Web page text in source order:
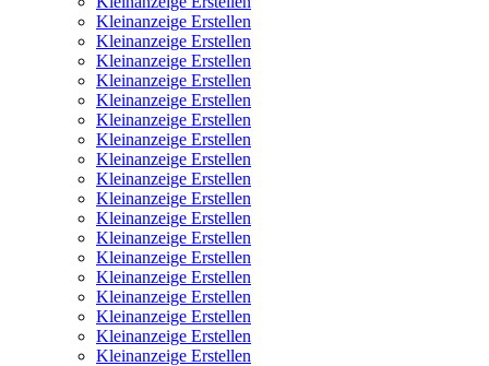
Kleinanzeige Erstellen
Kleinanzeige Erstellen
Kleinanzeige Erstellen
Kleinanzeige Erstellen
Kleinanzeige Erstellen
Kleinanzeige Erstellen
Kleinanzeige Erstellen
Kleinanzeige Erstellen
Kleinanzeige Erstellen
Kleinanzeige Erstellen
Kleinanzeige Erstellen
Kleinanzeige Erstellen
Kleinanzeige Erstellen
Kleinanzeige Erstellen
Kleinanzeige Erstellen
Kleinanzeige Erstellen
Kleinanzeige Erstellen
Kleinanzeige Erstellen